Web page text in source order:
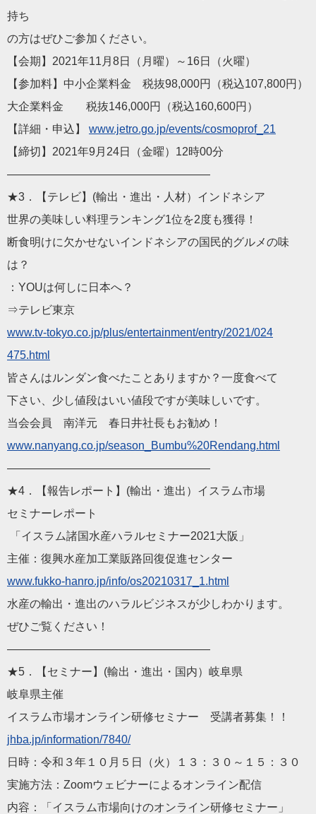
持ち
の方はぜひご参加ください。
【会期】2021年11月8日（月曜）～16日（火曜）
【参加料】中小企業料金 税抜98,000円（税込107,800円）
大企業料金 税抜146,000円（税込160,600円）
【詳細・申込】 www.jetro.go.jp/events/cosmoprof_21
【締切】2021年9月24日（金曜）12時00分
——————————————————
★3．【テレビ】(輸出・進出・人材）インドネシア
世界の美味しい料理ランキング1位を2度も獲得！
断食明けに欠かせないインドネシアの国民的グルメの味
は？
：YOUは何しに日本へ？
⇒テレビ東京
www.tv-tokyo.co.jp/plus/entertainment/entry/2021/024
475.html
皆さんはルンダン食べたことありますか？一度食べて
下さい、少し値段はいい値段ですが美味しいです。
当会会員 南洋元 春日井社長もお勧め！
www.nanyang.co.jp/season_Bumbu%20Rendang.html
——————————————————
★4．【報告レポート】(輸出・進出）イスラム市場
セミナーレポート
「イスラム諸国水産ハラルセミナー2021大阪」
主催：復興水産加工業販路回復促進センター
www.fukko-hanro.jp/info/os20210317_1.html
水産の輸出・進出のハラルビジネスが少しわかります。
ぜひご覧ください！
——————————————————
★5．【セミナー】(輸出・進出・国内）岐阜県
岐阜県主催
イスラム市場オンライン研修セミナー 受講者募集！！
jhba.jp/information/7840/
日時：令和３年１０月５日（火）１３：３０～１５：３０
実施方法：Zoomウェビナーによるオンライン配信
内容：「イスラム市場向けのオンライン研修セミナー」